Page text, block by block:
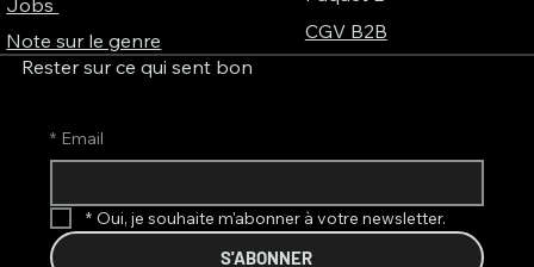
Note sur le genre
CGV B2B
Rester sur ce qui sent bon
* Email
* Oui, je souhaite m'abonner à votre newsletter.
S'ABONNER